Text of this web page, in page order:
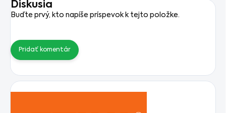
Diskusia
Buďte prvý, kto napíše príspevok k tejto položke.
Pridať komentár